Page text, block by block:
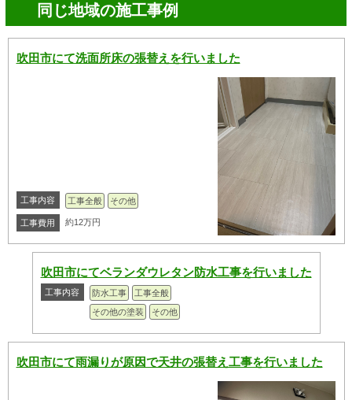
同じ地域の施工事例
吹田市にて洗面所床の張替えを行いました
工事内容 工事全般 その他
工事費用 約12万円
吹田市にてベランダウレタン防水工事を行いました
工事内容 防水工事
工事全般
その他の塗装
その他
吹田市にて雨漏りが原因で天井の張替え工事を行いました